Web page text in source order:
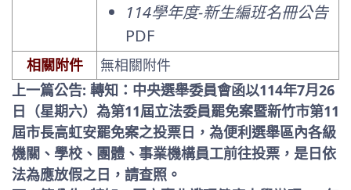
114學年度-新生編班名冊公告
PDF
相關附件
無相關附件
上一篇公告: 轉知：中央選舉委員會函以114年7月26
日（星期六）為第11屆立法委員罷免案暨新竹市第11
屆市長高虹安罷免案之投票日，為便利選舉區內各級
機關、學校、團體、事業機構員工前往投票，是日依
法為應放假之日，請查照。